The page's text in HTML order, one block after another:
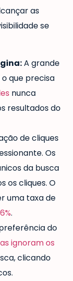
as
se
A grande
que precisa
nunca
resultados do
de cliques
Os
da busca
os cliques. O
uma taxa de
.
do
ignoram os
clicando